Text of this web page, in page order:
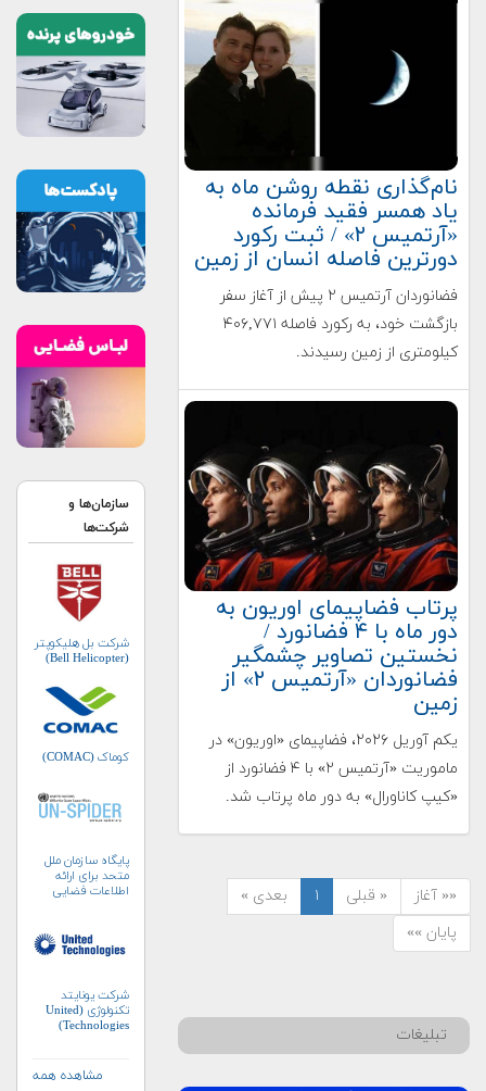
نام‌گذاری نقطه روشن ماه به
یاد همسر فقید فرمانده
«آرتمیس ۲» / ثبت رکورد
دورترین فاصله انسان از زمین
فضانوردان آرتمیس ۲ پیش از آغاز سفر
بازگشت خود، به رکورد فاصله ۴۰۶,۷۷۱
کیلومتری از زمین رسیدند.
پرتاب فضاپیمای اوریون به
دور ماه با ۴ فضانورد /
نخستین تصاویر چشمگیر
فضانوردان «آرتمیس ۲» از
زمین
یکم آوریل ۲۰۲۶، فضاپیمای «اوریون» در
ماموریت «آرتمیس ۲» با ۴ فضانورد از
«کیپ کاناورال» به دور ماه پرتاب شد.
«« آغاز « قبلی ۱
بعدی »
پایان »»
تبلیغات
سازمان‌ها و
شرکت‌ها
شرکت بل هلیکوپتر
(Bell Helicopter)
کوماک (COMAC)
پایگاه سازمان ملل
متحد برای ارائه
اطلاعات فضایی
اضطراری (UN-
SPIDER)
شرکت یونایتد
تکنولوژی (United
Technologies)
مشاهده همه